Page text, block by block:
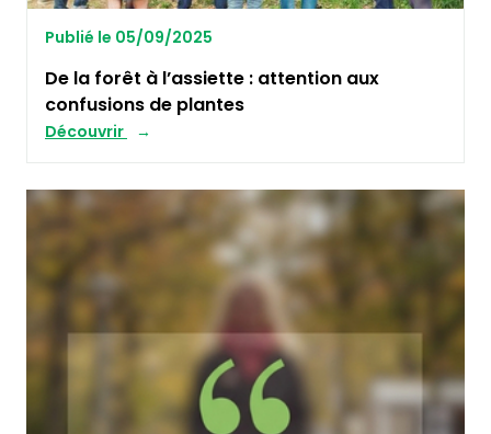
Publié le 05/09/2025
De la forêt à l’assiette : attention aux
confusions de plantes
Découvrir